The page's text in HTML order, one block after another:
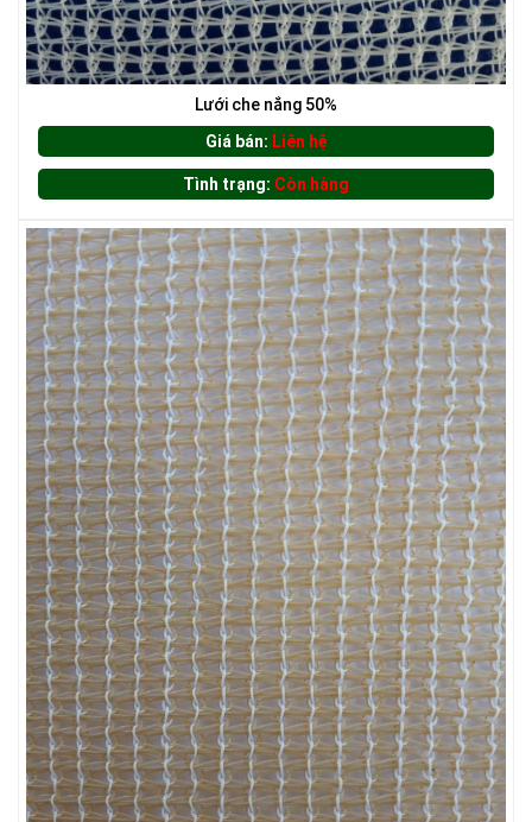
LƯỚI HÀNG RÀO HÌNH VUÔNG
LƯỚI CHE NẮNG
LƯỚI CHẮN ĐỘNG VẬT
LƯỚI XÂY DỰNG
Lưới che nắng 50%
Giá bán: Liên hệ
Tình trạng: Còn hàng